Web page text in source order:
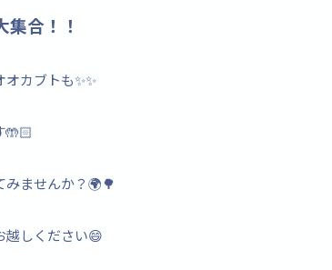
合！！
カブトも✨✨
🤲🏻
ませんか？🌍🌳
越しください😄